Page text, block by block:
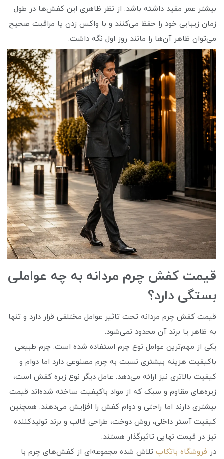
بیشتر عمر مفید داشته باشد. از نظر ظاهری این کفش‌ها در طول
زمان زیبایی خود را حفظ می‌کنند و با واکس زدن یا مراقبت صحیح
می‌توان ظاهر آن‌ها را مانند روز اول نگه داشت.
قیمت کفش چرم مردانه به چه عواملی
بستگی دارد؟
قیمت کفش چرم مردانه تحت تاثیر عوامل مختلفی قرار دارد و تنها
به ظاهر یا برند آن محدود نمی‌شود.
یکی از مهم‌ترین عوامل نوع چرم استفاده شده است. چرم طبیعی
باکیفیت هزینه بیشتری نسبت به چرم مصنوعی دارد اما دوام و
کیفیت بالاتری نیز ارائه می‌دهد. عامل دیگر نوع زیره کفش است،
زیره‌های مقاوم و سبک که از مواد باکیفیت ساخته شده‌اند قیمت
بیشتری دارند اما راحتی و دوام کفش را افزایش می‌دهند. همچنین
کیفیت آستر داخلی، روش دوخت، طراحی قالب و برند تولیدکننده
نیز در قیمت نهایی تاثیرگذار هستند.
در فروشگاه باتکاپ تلاش شده مجموعه‌ای از کفش‌های چرم با